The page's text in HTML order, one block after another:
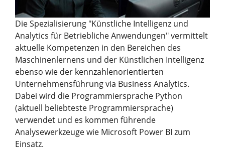
Die Spezialisierung "Künstliche Intelligenz und
Analytics für Betriebliche Anwendungen" vermittelt
aktuelle Kompetenzen in den Bereichen des
Maschinenlernens und der Künstlichen Intelligenz
ebenso wie der kennzahlenorientierten
Unternehmensführung via Business Analytics.
Dabei wird die Programmiersprache Python
(aktuell beliebteste Programmiersprache)
verwendet und es kommen führende
Analysewerkzeuge wie Microsoft Power BI zum
Einsatz.